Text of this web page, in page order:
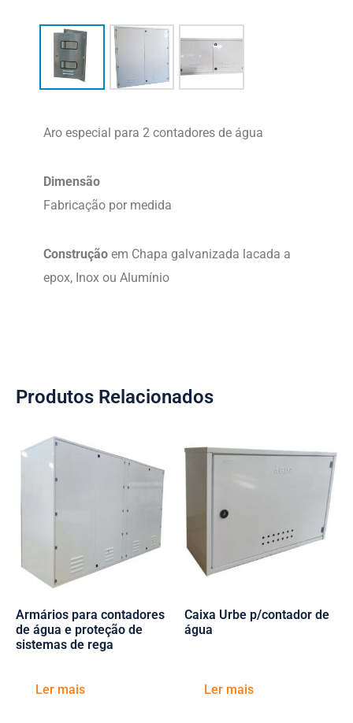
Aro especial para 2 contadores de água
Dimensão
Fabricação por medida
Construção em Chapa galvanizada lacada a
epox, Inox ou Alumínio
Produtos Relacionados
Armários para contadores
de água e proteção de
sistemas de rega
Ler mais
Caixa Urbe p/contador de
água
Ler mais